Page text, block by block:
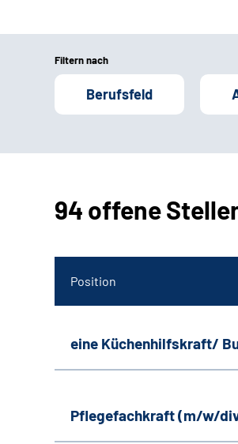
Filtern nach
Berufsfeld
94 offene
Position
eine Küchenhilfskraft/
Pflegefachkraft (m/w/